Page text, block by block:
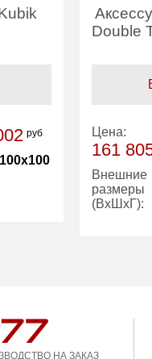
руб
Double
Цена:
161
Внешние
размеры
(ВхШхГ):
НА ЗАКАЗ